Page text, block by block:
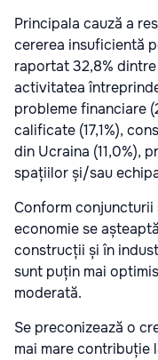
Principala cauză a
cererea insuficientă
raportat 32,8%
activitatea
probleme financiare
calificate (17,1%),
din Ucraina (11,0%),
spațiilor și/sau
Conform conjuncturii
economie se
construcții și în
sunt puțin mai
moderată.
Se preconizează o
mai mare contribuție